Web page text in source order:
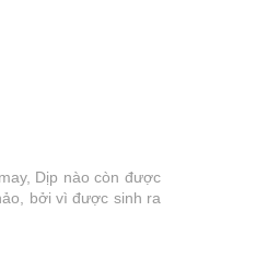
Dịp nào còn được
bởi vì được sinh ra